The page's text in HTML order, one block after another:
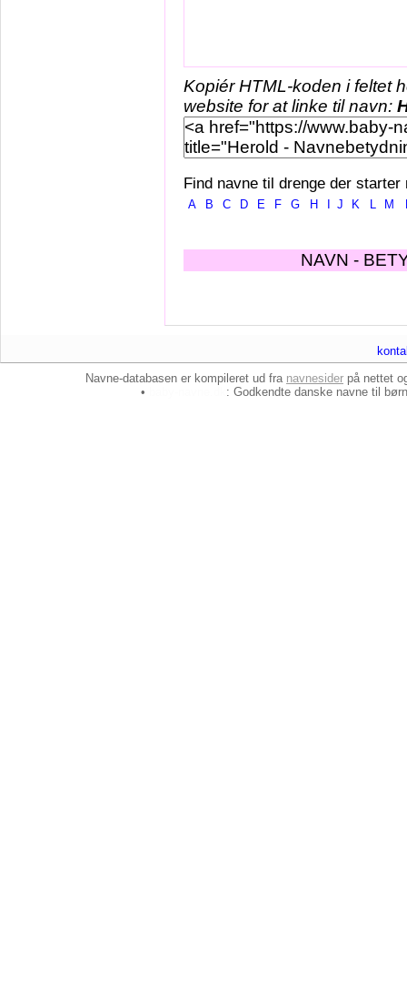
Kopiér HTML-koden i feltet
website for at linke til navn:
Find navne til drenge der starter
A B C D E F G H J K L M
NAVN -
Navne-databasen er kompileret ud fra navnesider på nettet
•
: Godkendte danske navne til børn